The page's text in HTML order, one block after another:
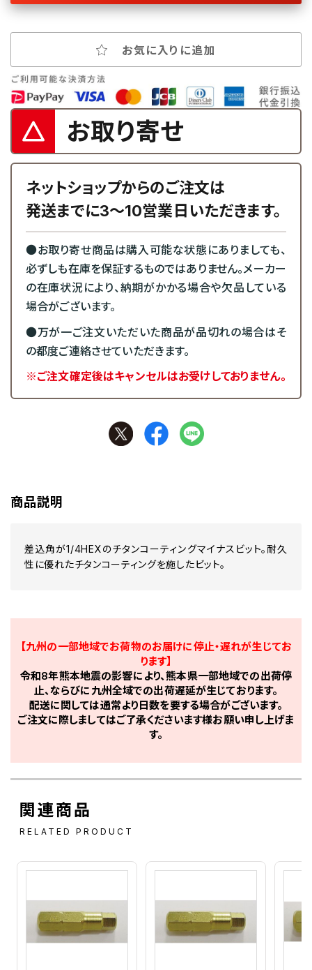
お気に入りに追加
お取り寄せ
ネットショップからのご注文は
発送までに3～10営業日いただきます。
●お取り寄せ商品は購入可能な状態にありましても、
必ずしも在庫を保証するものではありません。メーカー
の在庫状況により、納期がかかる場合や欠品している
場合がございます。
●万が一ご注文いただいた商品が品切れの場合はそ
の都度ご連絡させていただきます。
※ご注文確定後はキャンセルはお受けしておりません。
商品説明
差込角が1/4HEXのチタンコーティングマイナスビット。耐久
性に優れたチタンコーティングを施したビット。
【九州の一部地域でお荷物のお届けに停止・遅れが生じてお
ります】
令和8年熊本地震の影響により、熊本県一部地域での出荷停
止、ならびに九州全域での出荷遅延が生じております。
配送に関しては通常より日数を要する場合がございます。
ご注文に際しましてはご了承くださいます様お願い申し上げま
す。
関連商品
RELATED PRODUCT